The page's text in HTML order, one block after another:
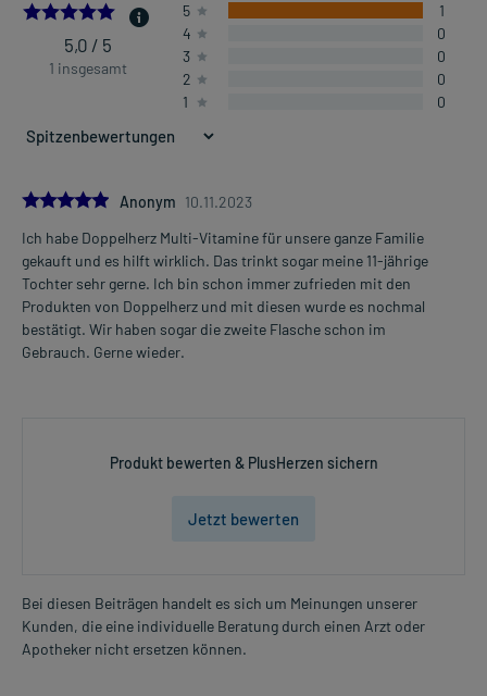
5.0
5,0 / 5
1 insgesamt
5
1
4
0
3
0
2
0
1
0
5.0Anonym 10.11.2023
Ich habe Doppelherz Multi-Vitamine für unsere ganze Familie
gekauft und es hilft wirklich. Das trinkt sogar meine 11-jährige
Tochter sehr gerne. Ich bin schon immer zufrieden mit den
Produkten von Doppelherz und mit diesen wurde es nochmal
bestätigt. Wir haben sogar die zweite Flasche schon im
Gebrauch. Gerne wieder.
Produkt bewerten & PlusHerzen sichern
Jetzt bewerten
Bei diesen Beiträgen handelt es sich um Meinungen unserer
Kunden, die eine individuelle Beratung durch einen Arzt oder
Apotheker nicht ersetzen können.